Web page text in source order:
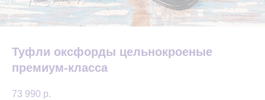
Туфли оксфорды цельнокроеные
премиум-класса
73 990 р.